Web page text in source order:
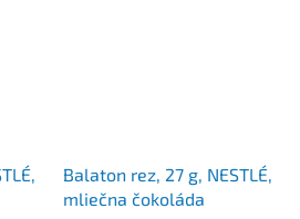
Balaton rez, 27 g, NESTLÉ,
mliečna čokoláda